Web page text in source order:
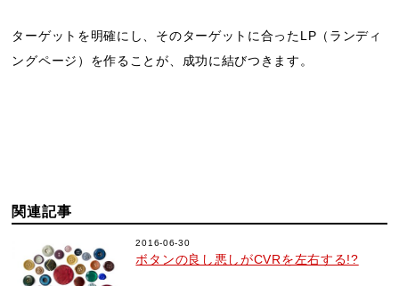
ターゲットを明確にし、そのターゲットに合ったLP（ランディ
ングページ）を作ることが、成功に結びつきます。
関連記事
2016-06-30
ボタンの良し悪しがCVRを左右する!?